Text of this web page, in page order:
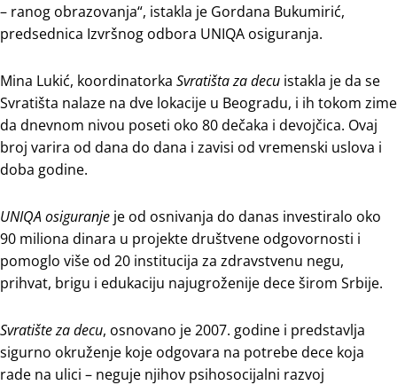
– ranog obrazovanja“, istakla je Gordana Bukumirić,
predsednica Izvršnog odbora UNIQA osiguranja.
Mina Lukić, koordinatorka Svratišta za decu istakla je da se
Svratišta nalaze na dve lokacije u Beogradu, i ih tokom zime
da dnevnom nivou poseti oko 80 dečaka i devojčica. Ovaj
broj varira od dana do dana i zavisi od vremenski uslova i
doba godine.
UNIQA osiguranje je od osnivanja do danas investiralo oko
90 miliona dinara u projekte društvene odgovornosti i
pomoglo više od 20 institucija za zdravstvenu negu,
prihvat, brigu i edukaciju najugroženije dece širom Srbije.
Svratište za decu, osnovano je 2007. godine i predstavlja
sigurno okruženje koje odgovara na potrebe dece koja
rade na ulici – neguje njihov psihosocijalni razvoj